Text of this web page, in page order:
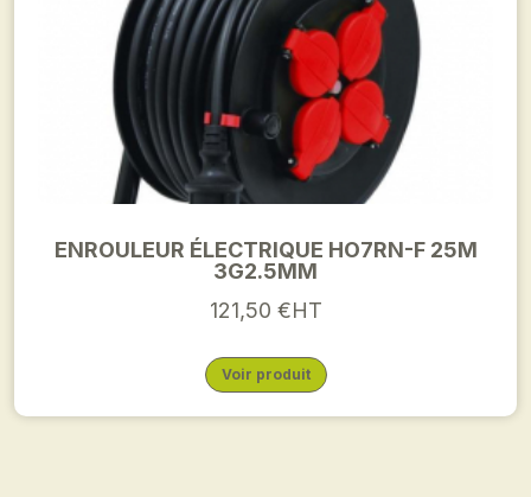
ENROULEUR ÉLECTRIQUE HO7RN-F 25M
3G2.5MM
121,50 €HT
Voir produit